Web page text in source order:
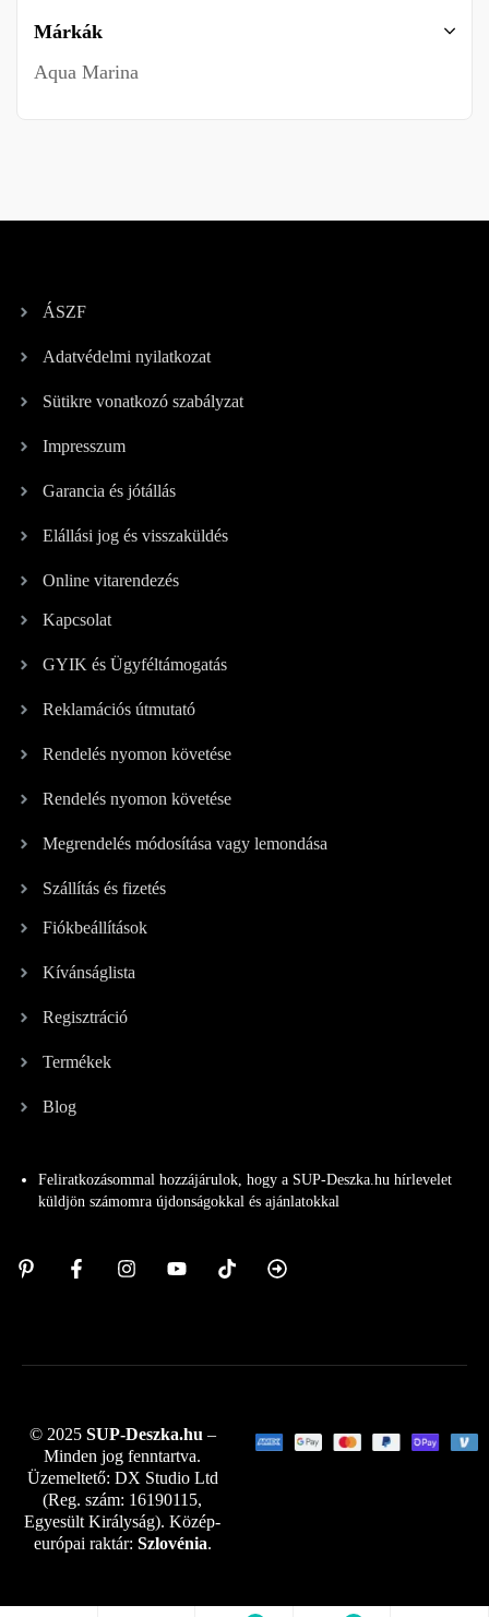
Márkák
Aqua Marina
ÁSZF
Adatvédelmi nyilatkozat
Sütikre vonatkozó szabályzat
Impresszum
Garancia és jótállás
Elállási jog és visszaküldés
Online vitarendezés
Kapcsolat
GYIK és Ügyféltámogatás
Reklamációs útmutató
Rendelés nyomon követése
Rendelés nyomon követése
Megrendelés módosítása vagy lemondása
Szállítás és fizetés
Fiókbeállítások
Kívánságlista
Regisztráció
Termékek
Blog
Feliratkozásommal hozzájárulok, hogy a SUP-Deszka.hu hírlevelet
küldjön számomra újdonságokkal és ajánlatokkal
© 2025 SUP-Deszka.hu –
Minden jog fenntartva.
Üzemeltető: DX Studio Ltd
(Reg. szám: 16190115,
Egyesült Királyság). Közép-
európai raktár: Szlovénia.